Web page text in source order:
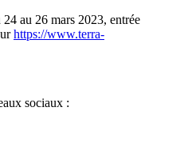
au 26 mars 2023, entrée
https://www.terra-
sociaux :